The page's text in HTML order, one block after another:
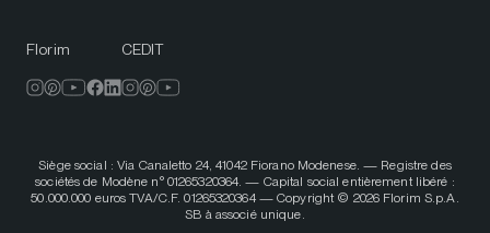
Florim CEDIT
Siège social : Via Canaletto 24, 41042 Fiorano Modenese. — Registre des
sociétés de Modène n° 01265320364. — Capital social entièrement libéré :
50.000.000 euros TVA/C.F. 01265320364 — Copyright © 2026 Florim S.p.A.
SB à associé unique.